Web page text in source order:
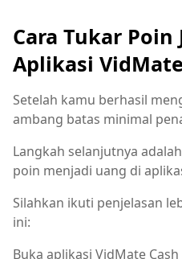
Cara Tukar Poin
Aplikasi
Setelah kamu berhasil
ambang batas minimal
Langkah selanjutnya
poin menjadi uang di
Silahkan ikuti penjelasan
ini:
Buka aplikasi VidMate Cash